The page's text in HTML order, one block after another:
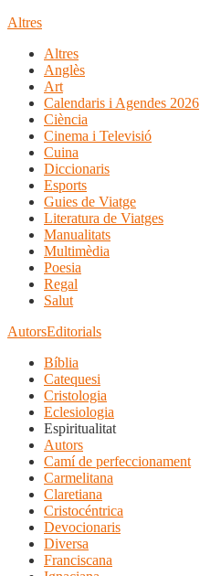
Altres
Altres
Anglès
Art
Calendaris i Agendes 2026
Ciència
Cinema i Televisió
Cuina
Diccionaris
Esports
Guies de Viatge
Literatura de Viatges
Manualitats
Multimèdia
Poesia
Regal
Salut
AutorsEditorials
Bíblia
Catequesi
Cristologia
Eclesiologia
Espiritualitat
Autors
Camí de perfeccionament
Carmelitana
Claretiana
Cristocéntrica
Devocionaris
Diversa
Franciscana